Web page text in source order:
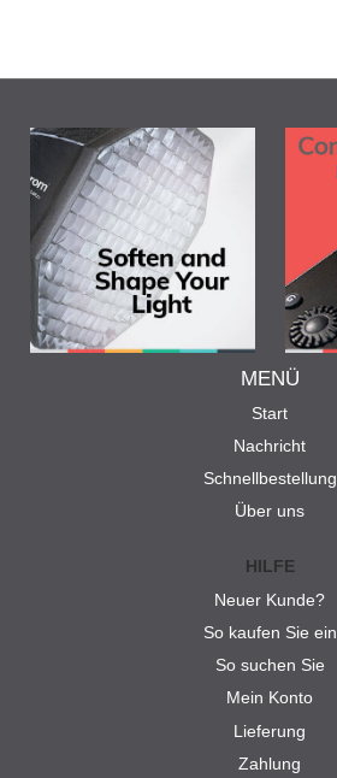
MENÜ
Start
Nachricht
Schnellbestellung
Über uns
HILFE
Neuer Kunde?
So kaufen Sie ein
So suchen Sie
Mein Konto
Lieferung
Zahlung